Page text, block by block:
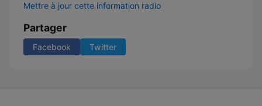
Mettre à jour cette information radio
Partager
Facebook Twitter